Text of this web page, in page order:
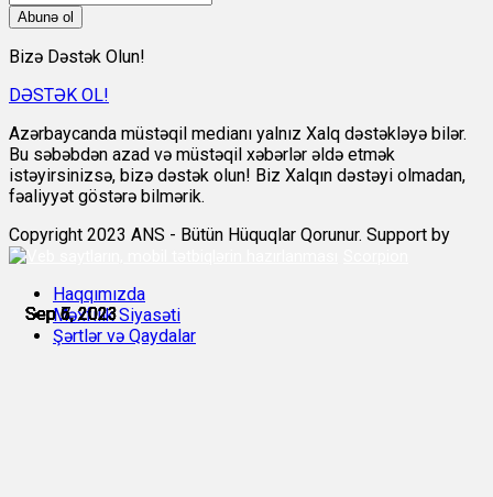
Sep 5, 2023
Sep 5, 2023
Sep 6, 2023
Sep 6, 2023
Sep 6, 2023
Sep 7, 2023
Abunə ol
Bizə Dəstək Olun!
DƏSTƏK OL!
Azərbaycanda müstəqil medianı yalnız Xalq dəstəkləyə bilər.
Bu səbəbdən azad və müstəqil xəbərlər əldə etmək
istəyirsinizsə, bizə dəstək olun! Biz Xalqın dəstəyi olmadan,
fəaliyyət göstərə bilmərik.
Copyright 2023 ANS - Bütün Hüquqlar Qorunur. Support by
Haqqımızda
Məxfilik Siyasəti
Şərtlər və Qaydalar